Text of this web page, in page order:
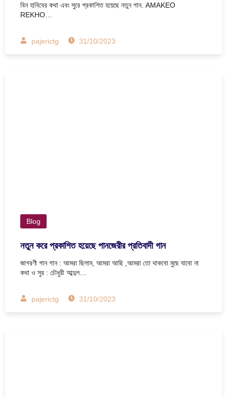
বিন হাবিবের কথা এবং সুরে প্রকাশিত হয়েছে নতুন গান. AMAKEO
REKHO…
pajerictg 31/10/2023
Blog
নতুন করে প্রকাশিত হয়েছে পানজেরীর প্রতিবাদী গান
জাগরণী গান গান : আমরা ছিলাম, আমরা আছি ,আমরা তো থাকবো মুছে যাবো না
কথা ও সুর : চৌধুরী আব্দুল…
pajerictg 31/10/2023